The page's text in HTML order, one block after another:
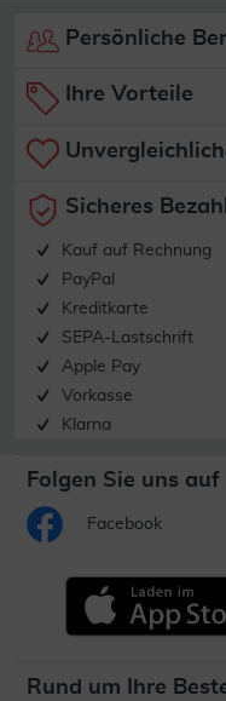
Persönliche
Ihre Vorteile
Sicheres
Kauf auf Rechnung
PayPal
Kreditkarte
SEPA-Lastschrift
Apple Pay
Vorkasse
Klarna
Folgen Sie uns auf
Facebook
Rund um Ihre